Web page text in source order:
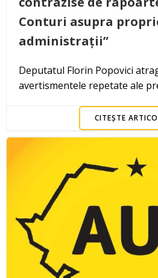
Conturi asupra
administrații”
Deputatul Florin Popovici
avertismentele repetate ale
CITEȘTE